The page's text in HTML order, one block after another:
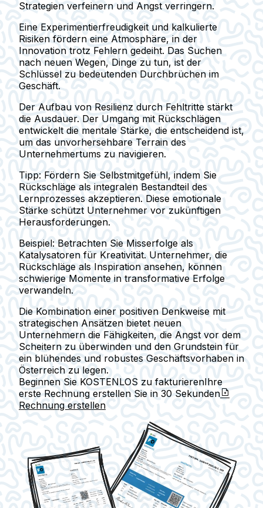
Strategien verfeinern und Angst verringern.
Eine Experimentierfreudigkeit und kalkulierte
Risiken fördern eine Atmosphäre, in der
Innovation trotz Fehlern gedeiht. Das Suchen
nach neuen Wegen, Dinge zu tun, ist der
Schlüssel zu bedeutenden Durchbrüchen im
Geschäft.
Der Aufbau von Resilienz durch Fehltritte stärkt
die Ausdauer. Der Umgang mit Rückschlägen
entwickelt die mentale Stärke, die entscheidend ist,
um das unvorhersehbare Terrain des
Unternehmertums zu navigieren.
Tipp: Fördern Sie Selbstmitgefühl, indem Sie
Rückschläge als integralen Bestandteil des
Lernprozesses akzeptieren. Diese emotionale
Stärke schützt Unternehmer vor zukünftigen
Herausforderungen.
Beispiel: Betrachten Sie Misserfolge als
Katalysatoren für Kreativität. Unternehmer, die
Rückschläge als Inspiration ansehen, können
schwierige Momente in transformative Erfolge
verwandeln.
Die Kombination einer positiven Denkweise mit
strategischen Ansätzen bietet neuen
Unternehmern die Fähigkeiten, die Angst vor dem
Scheitern zu überwinden und den Grundstein für
ein blühendes und robustes Geschäftsvorhaben in
Österreich zu legen.
Beginnen Sie KOSTENLOS zu fakturierenIhre
erste Rechnung erstellen Sie in 30 Sekunden
Rechnung erstellen